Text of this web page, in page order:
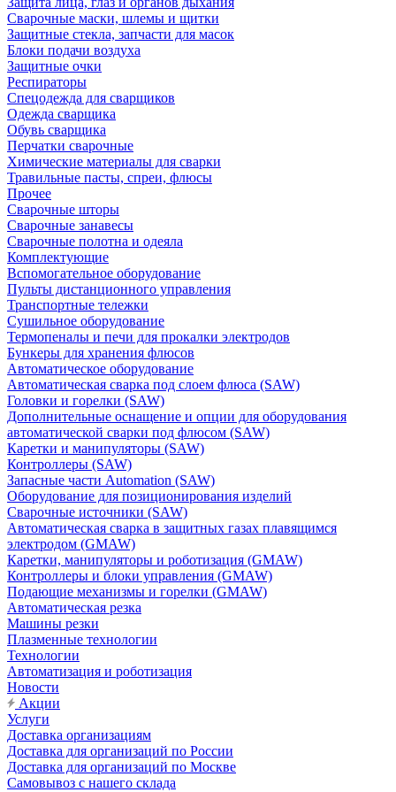
Сварочные маски, шлемы и щитки
Защитные стекла, запчасти для масок
Блоки подачи воздуха
Защитные очки
Респираторы
Спецодежда для сварщиков
Одежда сварщика
Обувь сварщика
Перчатки сварочные
Химические материалы для сварки
Травильные пасты, спреи, флюсы
Прочее
Сварочные шторы
Сварочные занавесы
Сварочные полотна и одеяла
Комплектующие
Вспомогательное оборудование
Пульты дистанционного управления
Транспортные тележки
Сушильное оборудование
Термопеналы и печи для прокалки электродов
Бункеры для хранения флюсов
Автоматическое оборудование
Автоматическая сварка под слоем флюса (SAW)
Головки и горелки (SAW)
Дополнительные оснащение и опции для оборудования
автоматической сварки под флюсом (SAW)
Каретки и манипуляторы (SAW)
Контроллеры (SAW)
Запасные части Automation (SAW)
Оборудование для позиционирования изделий
Сварочные источники (SAW)
Автоматическая сварка в защитных газах плавящимся
электродом (GMAW)
Каретки, манипуляторы и роботизация (GMAW)
Контроллеры и блоки управления (GMAW)
Подающие механизмы и горелки (GMAW)
Автоматическая резка
Машины резки
Плазменные технологии
Технологии
Автоматизация и роботизация
Новости
Акции
Услуги
Доставка организациям
Доставка для организаций по России
Доставка для организаций по Москве
Самовывоз с нашего склада